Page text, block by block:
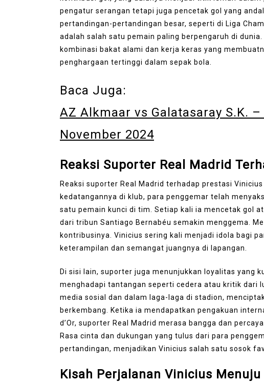
pengatur serangan tetapi juga pencetak gol yang
pertandingan-pertandingan besar, seperti di Liga
adalah salah satu pemain paling berpengaruh di
kombinasi bakat alami dan kerja keras yang
penghargaan tertinggi dalam sepak bola.
Baca Juga:
AZ Alkmaar vs Galatasaray S.K. –
November 2024
Reaksi Suporter Real Madrid
Reaksi suporter Real Madrid terhadap prestasi
kedatangannya di klub, para penggemar telah
satu pemain kunci di tim. Setiap kali ia mencetak gol
dari tribun Santiago Bernabéu semakin menggema.
kontribusinya. Vinicius sering kali menjadi idola bagi
keterampilan dan semangat juangnya di lapangan.
Di sisi lain, suporter juga menunjukkan loyalitas yang
menghadapi tantangan seperti cedera atau kritik dari
media sosial dan dalam laga-laga di stadion,
berkembang. Ketika ia mendapatkan pengakuan
d’Or, suporter Real Madrid merasa bangga dan
Rasa cinta dan dukungan yang tulus dari para
pertandingan, menjadikan Vinicius salah satu sosok
Kisah Perjalanan Vinicius